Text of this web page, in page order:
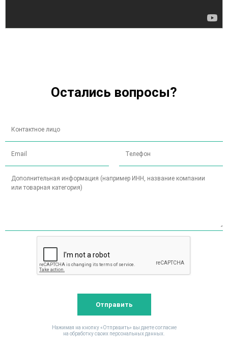
Остались вопросы?
Отправить
Нажимая на кнопку «Отправить» вы даете согласие
на обработку своих персональных данных.